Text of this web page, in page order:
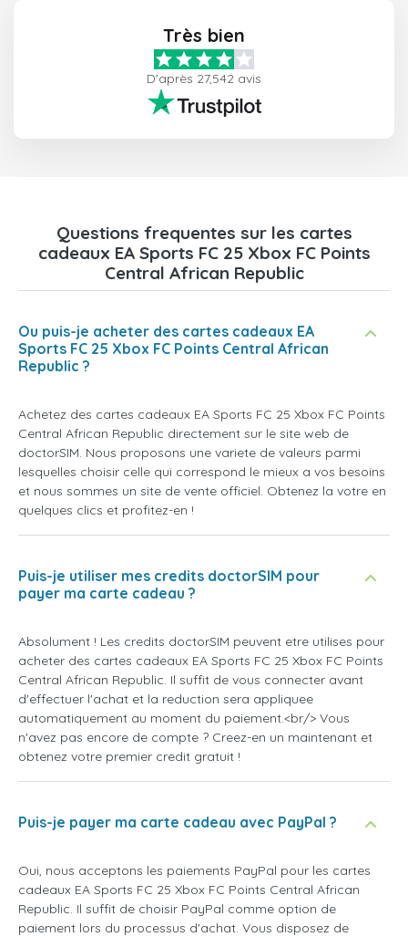
Très bien
D'après 27,542 avis
Questions frequentes sur les cartes
cadeaux EA Sports FC 25 Xbox FC Points
Central African Republic
Ou puis-je acheter des cartes cadeaux EA
Sports FC 25 Xbox FC Points Central African
Republic ?
Achetez des cartes cadeaux EA Sports FC 25 Xbox FC Points
Central African Republic directement sur le site web de
doctorSIM. Nous proposons une variete de valeurs parmi
lesquelles choisir celle qui correspond le mieux a vos besoins
et nous sommes un site de vente officiel. Obtenez la votre en
quelques clics et profitez-en !
Puis-je utiliser mes credits doctorSIM pour
payer ma carte cadeau ?
Absolument ! Les credits doctorSIM peuvent etre utilises pour
acheter des cartes cadeaux EA Sports FC 25 Xbox FC Points
Central African Republic. Il suffit de vous connecter avant
d'effectuer l'achat et la reduction sera appliquee
automatiquement au moment du paiement.<br/> Vous
n'avez pas encore de compte ? Creez-en un maintenant et
obtenez votre premier credit gratuit !
Puis-je payer ma carte cadeau avec PayPal ?
Oui, nous acceptons les paiements PayPal pour les cartes
cadeaux EA Sports FC 25 Xbox FC Points Central African
Republic. Il suffit de choisir PayPal comme option de
paiement lors du processus d'achat. Vous disposez de